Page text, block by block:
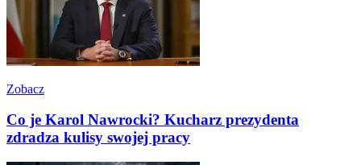
Zobacz
Co je Karol Nawrocki? Kucharz prezydenta
zdradza kulisy swojej pracy